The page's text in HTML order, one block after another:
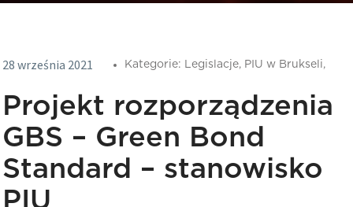
28 września 2021 Kategorie: Legislacje, PIU w Brukseli,
Projekt rozporządzenia
GBS – Green Bond
Standard – stanowisko
PIU